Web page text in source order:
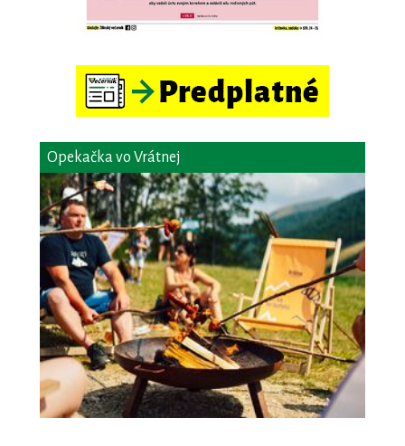
Opekačka vo Vrátnej